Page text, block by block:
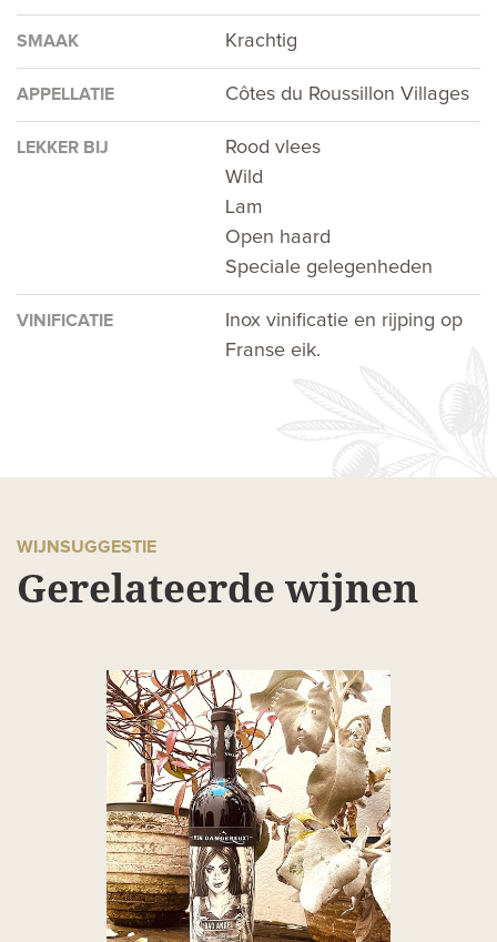
SMAAK Krachtig
APPELLATIE Côtes du Roussillon Villages
LEKKER BIJ
Rood vlees
Wild
Lam
Open haard
Speciale gelegenheden
VINIFICATIE
Inox vinificatie en rijping op
Franse eik.
WIJNSUGGESTIE
Gerelateerde wijnen